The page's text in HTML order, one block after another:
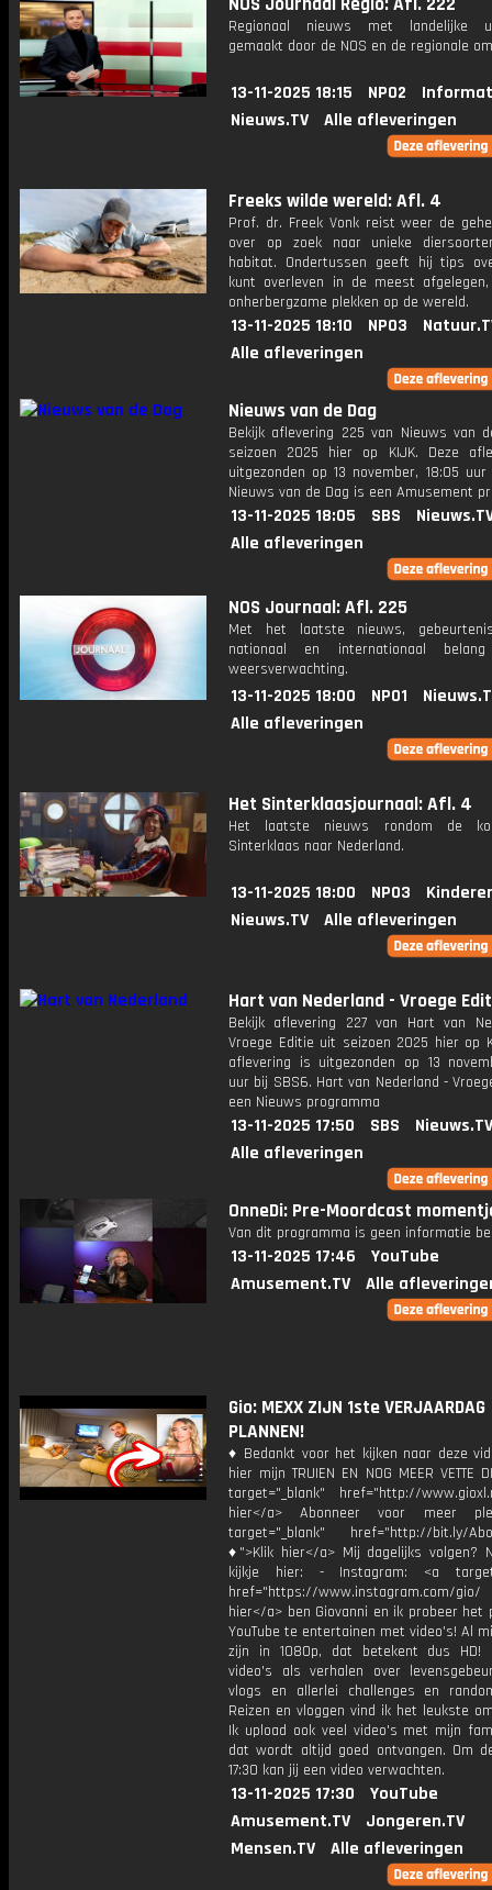
Regionaal nieuws met landelijke
gemaakt door de NOS en de regionale
13-11-2025 18:15 NPO2
Nieuws.TV
Alle afleveringen
Freeks wilde wereld: Afl. 4
Prof. dr. Freek Vonk reist weer de
over op zoek naar unieke
habitat. Ondertussen geeft hij tips
kunt overleven in de meest
onherbergzame plekken op de wereld.
13-11-2025 18:10 NPO3
Alle afleveringen
Nieuws van de Dag
Bekijk aflevering 225 van Nieuws van
seizoen 2025 hier op KIJK. Deze
uitgezonden op 13 november, 18:05
Nieuws van de Dag is een Amusement
13-11-2025 18:05 SBS
Alle afleveringen
NOS Journaal: Afl. 225
Met het laatste nieuws,
nationaal en internationaal
weersverwachting.
13-11-2025 18:00 NPO1
Alle afleveringen
Het Sinterklaasjournaal: Afl. 4
Het laatste nieuws rondom de
Sinterklaas naar Nederland.
13-11-2025 18:00 NPO3
Nieuws.TV
Alle afleveringen
Hart van Nederland - Vroege
Bekijk aflevering 227 van Hart van
Vroege Editie uit seizoen 2025 hier op
aflevering is uitgezonden op 13
uur bij SBS6. Hart van Nederland -
een Nieuws programma
13-11-2025 17:50 SBS
Nieuws.TV
Alle afleveringen
OnneDi: Pre-Moordcast
Van dit programma is geen informatie
13-11-2025 17:46
YouTube
Amusement.TV
Alle
Gio: MEXX ZIJN 1ste VERJAARDAG
PLANNEN!
♦ Bedankt voor het kijken naar deze
hier mijn TRUIEN EN NOG MEER VETTE
target="_blank" href="http://
hier</a> Abonneer voor meer
target="_blank" href="http://bit.ly/
♦">Klik hier</a> Mij dagelijks volgen?
kijkje hier: - Instagram: <a
href="https://www.instagram.com/
hier</a> ben Giovanni en ik probeer het
YouTube te entertainen met video's! Al
zijn in 1080p, dat betekent dus HD!
video's als verhalen over
vlogs en allerlei challenges en
Reizen en vloggen vind ik het leukste
Ik upload ook veel video's met mijn
dat wordt altijd goed ontvangen. Om
17:30 kan jij een video verwachten.
13-11-2025 17:30
YouTube
Amusement.TV
Jongeren.TV
Mensen.TV
Alle afleveringen